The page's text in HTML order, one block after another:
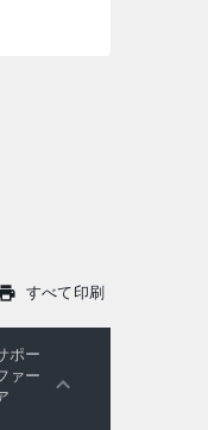
すべて印刷
ポー
ァー